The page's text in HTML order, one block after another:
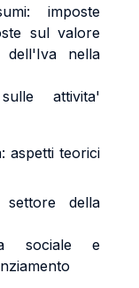
imposte
sul valore
dell'Iva nella
attivita'
aspetti teorici
della
sociale e